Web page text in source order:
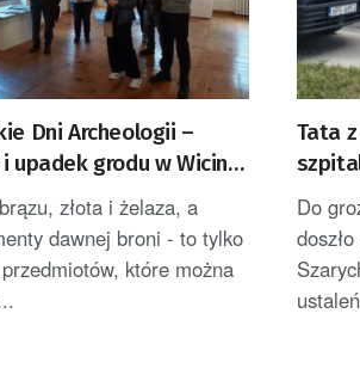
Dni Archeologii –
upadek grodu w Wicinie
złota i żelaza, a
dawnej broni - to tylko
które można
Tata
Do